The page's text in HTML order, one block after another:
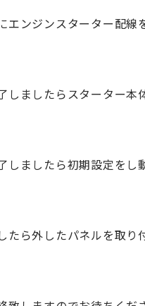
エンジンスターター配線
しましたらスターター本
しましたら初期設定をし
たら外したパネルを取り